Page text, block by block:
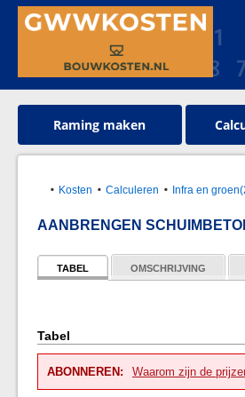
Raming maken
Kosten Calculeren Infra en
AANBRENGEN
TABEL OMSCHRIJVING
Tabel
ABONNEREN: Waarom zijn de